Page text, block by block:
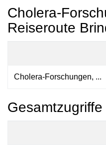
Cholera-
Reiseroute
Cholera-Forschungen, ...